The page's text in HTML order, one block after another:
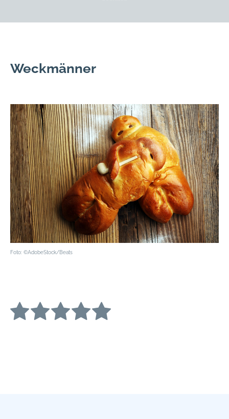
Weckmänner
Foto: ©AdobeStock/Beats